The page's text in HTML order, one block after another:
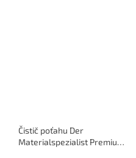
Čistič poťahu Der
Materialspezialist Premium